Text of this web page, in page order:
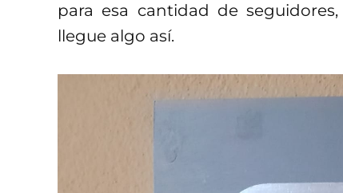
para esa cantidad de
llegue algo así.